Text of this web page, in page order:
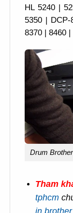
HL 5240 |
5350 |
8370 | 8460
Drum
Tham
tphcm